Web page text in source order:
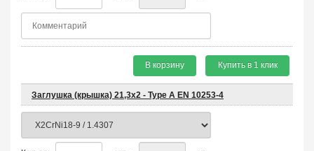
В корзину Купить в 1 клик
Заглушка (крышка) 21,3х2 - Type A EN 10253-4